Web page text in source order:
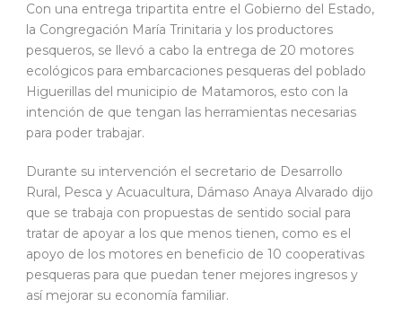
Con una entrega tripartita entre el Gobierno del Estado,
la Congregación María Trinitaria y los productores
pesqueros, se llevó a cabo la entrega de 20 motores
ecológicos para embarcaciones pesqueras del poblado
Higuerillas del municipio de Matamoros, esto con la
intención de que tengan las herramientas necesarias
para poder trabajar.
Durante su intervención el secretario de Desarrollo
Rural, Pesca y Acuacultura, Dámaso Anaya Alvarado dijo
que se trabaja con propuestas de sentido social para
tratar de apoyar a los que menos tienen, como es el
apoyo de los motores en beneficio de 10 cooperativas
pesqueras para que puedan tener mejores ingresos y
así mejorar su economía familiar.